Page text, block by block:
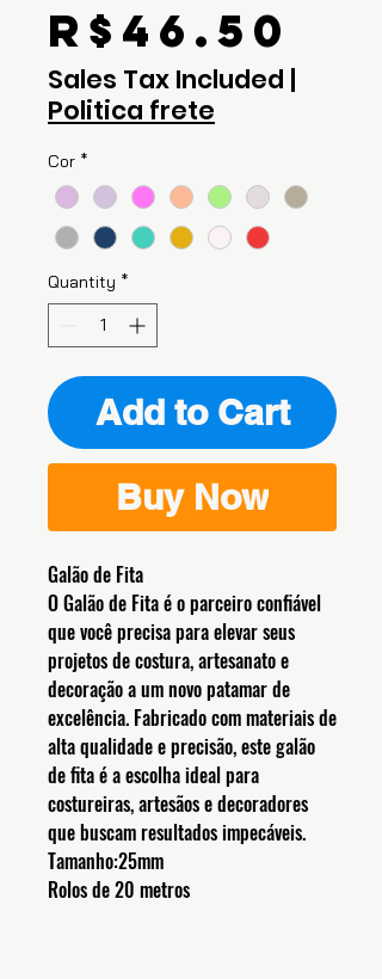
R$46.50
Sales Tax Included |
Politica frete
Cor *
Quantity *
Add to Cart
Buy Now
Galão de Fita
O Galão de Fita é o parceiro confiável
que você precisa para elevar seus
projetos de costura, artesanato e
decoração a um novo patamar de
excelência. Fabricado com materiais de
alta qualidade e precisão, este galão
de fita é a escolha ideal para
costureiras, artesãos e decoradores
que buscam resultados impecáveis.
Tamanho:25mm
Rolos de 20 metros